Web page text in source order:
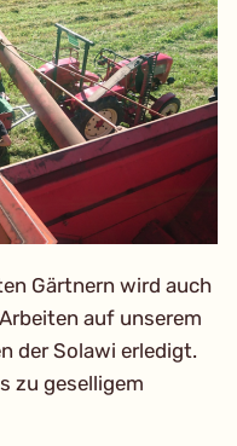
Gärtnern wird auch
auf unserem
der Solawi erledigt.
zu geselligem